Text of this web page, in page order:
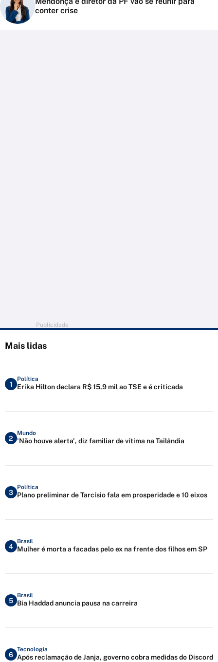
conter crise
Publicidade
Mais lidas
1
Política
Erika Hilton declara R$ 15,9 mil ao TSE e é criticada
2
Mundo
'Não houve alerta', diz familiar de vítima na Tailândia
3
Política
Plano preliminar de Tarcísio fala em prosperidade e 10 eixos
4
Brasil
Mulher é morta a facadas pelo ex na frente dos filhos em SP
5
Brasil
Bia Haddad anuncia pausa na carreira
6
Tecnologia
Após reclamação de Janja, governo cobra medidas do Discord